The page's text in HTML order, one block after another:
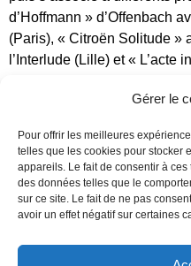
Gérer le
Pour offrir les meilleures
telles que les cookies pour stocker
appareils. Le fait de consentir à
des données telles que le
sur ce site. Le fait de ne pas
avoir un effet négatif sur certaines
d’Hoffmann » d’Offenbach
(Paris), « Citroën Solitude »
l’Interlude (Lille) et « L’acte
Accordéon
Actuellement elle
musique sacrée, le
joue au sein du «Quintette